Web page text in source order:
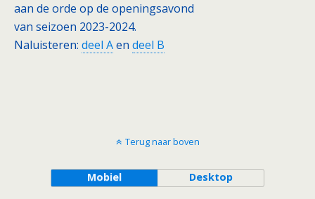
aan de orde op de openingsavond
van seizoen 2023-2024.
Naluisteren: deel Aen deel B
Terug naar boven
Mobiel Desktop